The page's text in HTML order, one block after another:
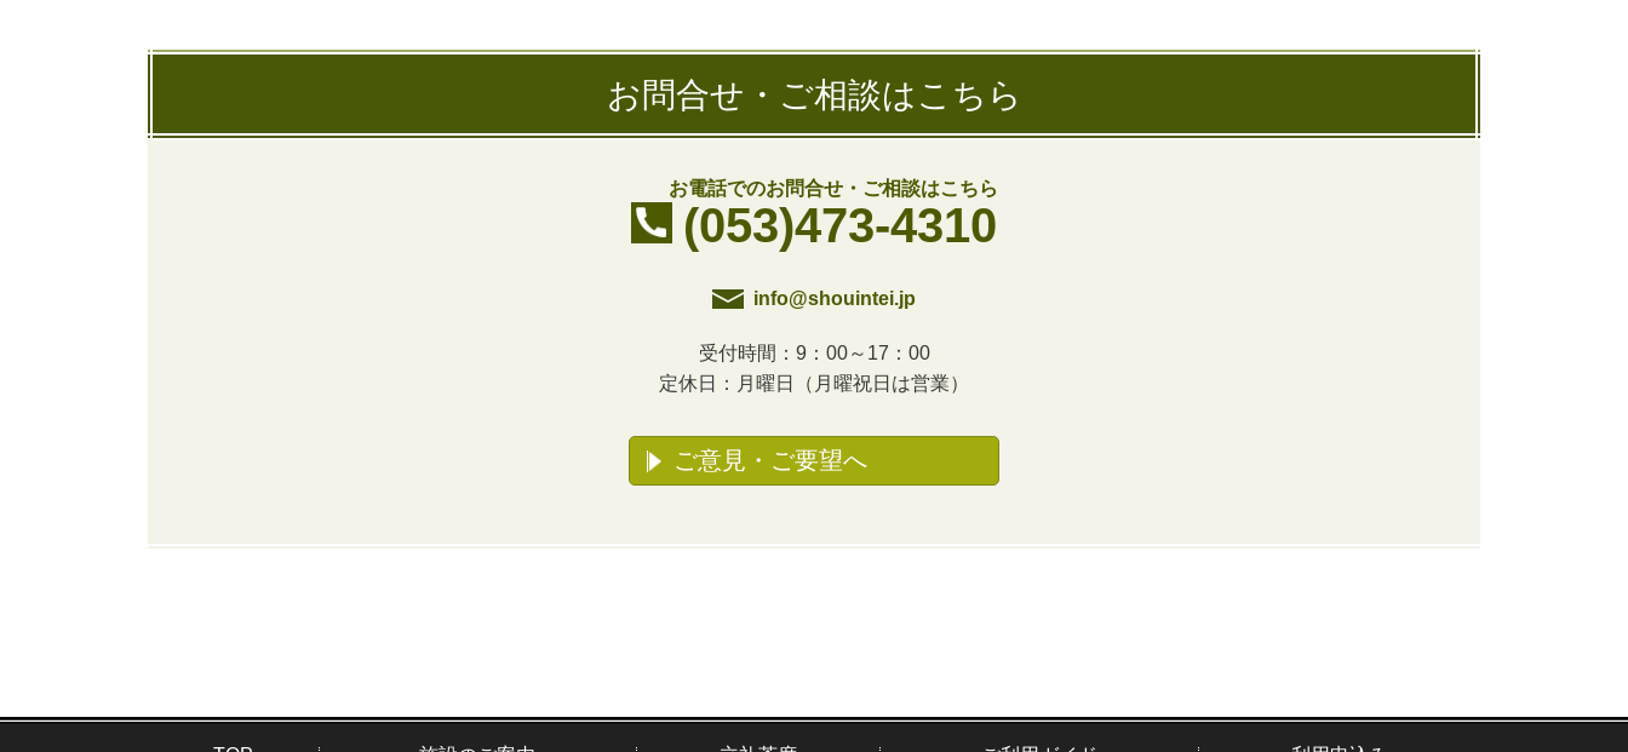
お問合せ・ご相談はこちら
お電話でのお問合せ・ご相談はこちら
(053)473-4310
info@shouintei.jp
受付時間：9：00～17：00
定休日：月曜日（月曜祝日は営業）
ご意見・ご要望へ